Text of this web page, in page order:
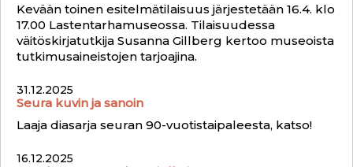
Kevään toinen esitelmätilaisuus järjestetään 16.4. klo
17.00 Lastentarhamuseossa. Tilaisuudessa
väitöskirjatutkija Susanna Gillberg kertoo museoista
tutkimusaineistojen tarjoajina.
31.12.2025
Seura kuvin ja sanoin
Laaja diasarja seuran 90-vuotistaipaleesta, katso!
16.12.2025